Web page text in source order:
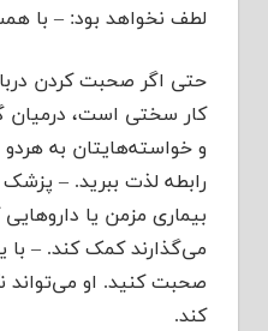
لطف نخواهد بود: – با
حتی اگر صحبت کردن
کار سختی است، درمیان
و خواسته‌هایتان به
رابطه لذت ببرید. –
بیماری مزمن یا
می‌گذارند کمک کند. –
صحبت کنید. او می‌تواند
کند.